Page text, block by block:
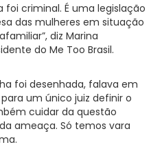
foi criminal. É uma legislação
das mulheres em situação
diz Marina
do Me Too Brasil.
foi desenhada, falava em
um único juiz definir o
cuidar da questão
ameaça. Só temos vara